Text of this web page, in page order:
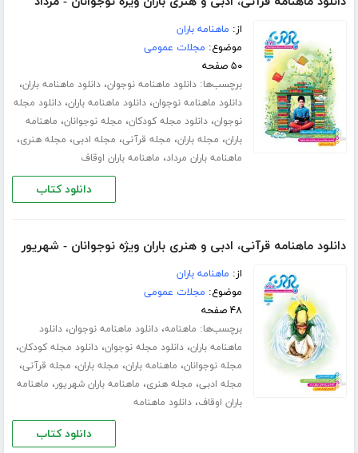
از: ماهنامه باران
موضوع: مجلات عمومی
۵۰ صفحه
برچسب‌ها:دانلود ماهنامه نوجوان،دانلود ماهنامه باران،
دانلود ماهنامه نوجوان،دانلود ماهنامه باران،دانلود مجله
نوجوان،دانلود مجله کودکان، مجله نوجوانان، ماهنامه
باران، مجله باران، مجله قرآنی، مجله ادبی، مجله هنری،
ماهنامه باران مرداد، ماهنامه باران اوقاف
دانلود کتاب
دانلود ماهنامه قرآنی، ادبی و هنری باران ویژه نوجوانان - شهریور
از: ماهنامه باران
موضوع: مجلات عمومی
۴۸ صفحه
برچسب‌ها: ماهنامه،دانلود ماهنامه نوجوان،دانلود
ماهنامه باران،دانلود مجله نوجوان،دانلود مجله کودکان،
مجله نوجوانان، ماهنامه باران، مجله باران، مجله قرآنی،
مجله ادبی، مجله هنری، ماهنامه باران شهریور، ماهنامه
باران اوقاف،دانلود ماهنامه
دانلود کتاب